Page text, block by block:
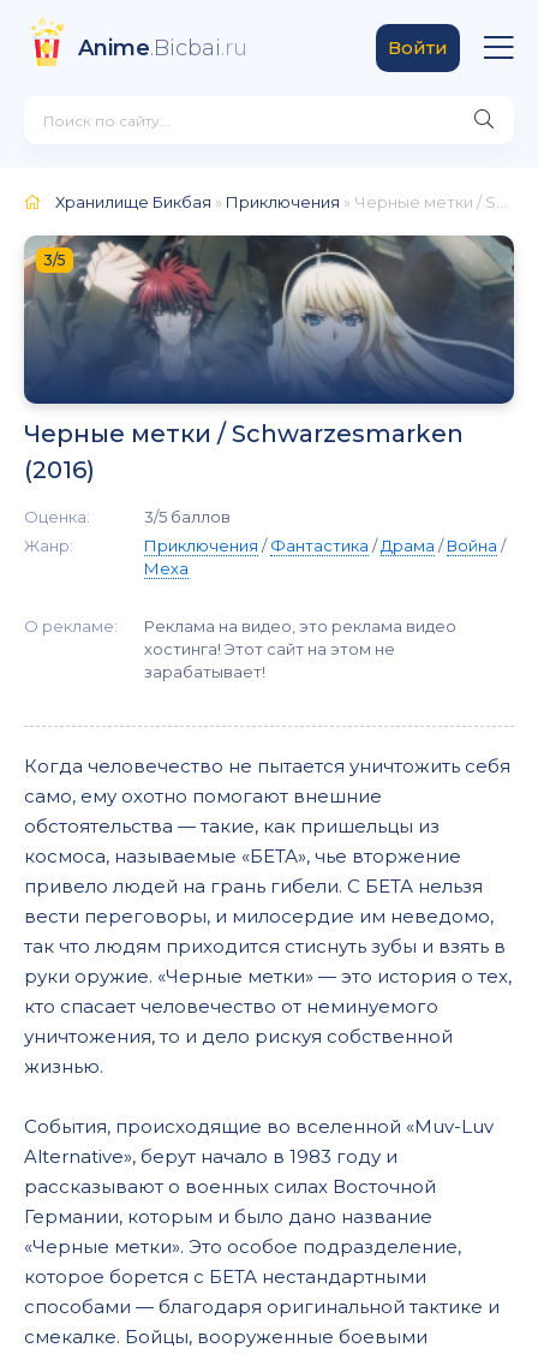
Anime.Bicbai.ru Войти
Хранилище Бикбая » Приключения » Черные метки / Schwarzesmarken (2016)
3/5
Черные метки / Schwarzesmarken
(2016)
Оценка:
3/5 баллов
Жанр:
Приключения /Фантастика /Драма /Война /
Меха
О рекламе:
Реклама на видео, это реклама видео
хостинга! Этот сайт на этом не
зарабатывает!
Когда человечество не пытается уничтожить себя
само, ему охотно помогают внешние
обстоятельства — такие, как пришельцы из
космоса, называемые «БЕТА», чье вторжение
привело людей на грань гибели. С БЕТА нельзя
вести переговоры, и милосердие им неведомо,
так что людям приходится стиснуть зубы и взять в
руки оружие. «Черные метки» — это история о тех,
кто спасает человечество от неминуемого
уничтожения, то и дело рискуя собственной
жизнью.
События, происходящие во вселенной «Muv-Luv
Alternative», берут начало в 1983 году и
рассказывают о военных силах Восточной
Германии, которым и было дано название
«Черные метки». Это особое подразделение,
которое борется с БЕТА нестандартными
способами — благодаря оригинальной тактике и
смекалке. Бойцы, вооруженные боевыми